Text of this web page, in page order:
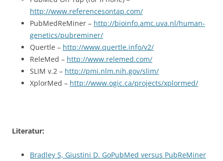
http://www.referencesontap.com/
PubMedReMiner – http://bioinfo.amc.uva.nl/human-
genetics/pubreminer/
Quertle – http://www.quertle.info/v2/
ReleMed – http://www.relemed.com/
SLIM v.2 – http://pmi.nlm.nih.gov/slim/
XplorMed – http://www.ogic.ca/projects/xplormed/
Literatur:
Bradley S, Giustini D. GoPubMed versus PubReMiner